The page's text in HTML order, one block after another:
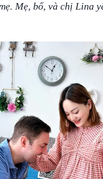
Mẹ, bố, và chị Lina